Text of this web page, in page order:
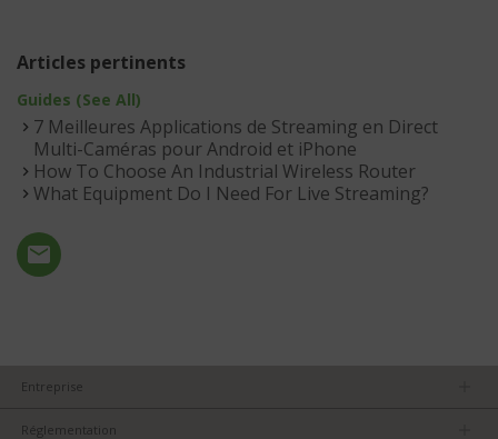
Articles pertinents
Guides (See All)
7 Meilleures Applications de Streaming en Direct
Multi-Caméras pour Android et iPhone
How To Choose An Industrial Wireless Router
What Equipment Do I Need For Live Streaming?
Entreprise
Réglementation